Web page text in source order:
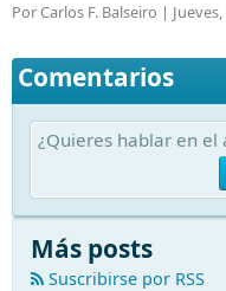
Por Carlos F. Balseiro |
Comentarios
¿Quieres hablar en el
Más posts
Suscribirse por RSS